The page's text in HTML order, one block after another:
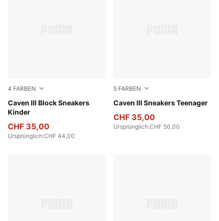
4 FARBEN
Caven III Block Sneakers
Kinder
Shadow Gray-Royal Sapphire-PUMA White
CHF 35,00
Ursprünglich:CHF 44,00
5 FARBEN
Caven III Sneakers Teenager
PUMA White-Clyde Royal-
CHF 35,00
Ursprünglich:CHF 50,00